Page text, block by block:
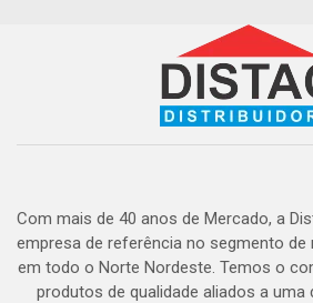
Com mais de 40 anos de Mercado, a
empresa de referência no segmento
em todo o Norte Nordeste. Temos o
produtos de qualidade aliados a uma